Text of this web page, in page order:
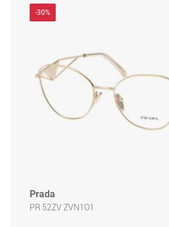
-30%
Prada
PR 52ZV ZVN1O1